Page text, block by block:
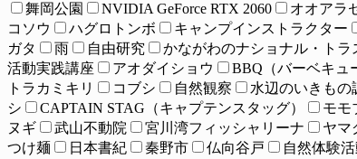
舞岡公園
NVIDIA GeForce RTX 2060 オオアラ
コソウ
ハグロトンボ キャンプインストラクター
ガタ
雨 自由研究 かながわのナショナル・トラ
活動実践講座
アオダイショウ BBQ（バーベキュ
トラカミキリ
コブシ 自然観察 水辺のいきもの
シ
CAPTAIN STAG（キャプテンスタッグ） モモ
ヌギ
武山不動院 宮川湾フィッシャリーナ ヤマ
つけ麺
日本書紀 秦野市 仏向谷戸 自然体験